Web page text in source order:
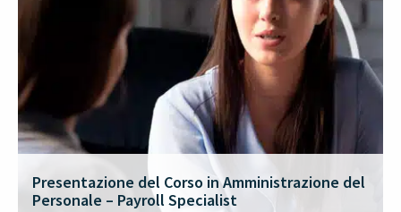
Presentazione del Corso in Amministrazione del
Personale – Payroll Specialist